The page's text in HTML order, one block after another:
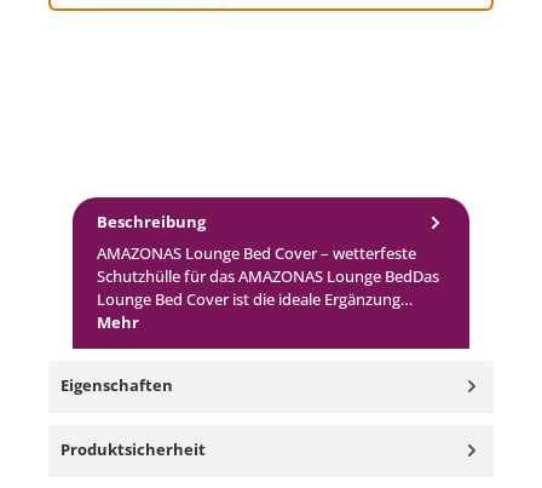
Beschreibung
AMAZONAS Lounge Bed Cover – wetterfeste
Schutzhülle für das AMAZONAS Lounge BedDas
Lounge Bed Cover ist die ideale Ergänzung…
Mehr
Eigenschaften
Produktsicherheit